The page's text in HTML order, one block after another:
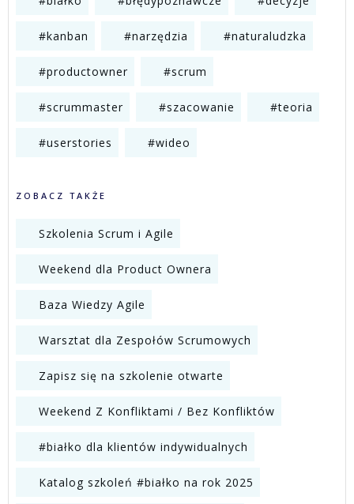
#kanban #narzędzia #naturaludzka
#productowner #scrum
#scrummaster #szacowanie #teoria
#userstories #wideo
ZOBACZ TAKŻE
Szkolenia Scrum i Agile
Weekend dla Product Ownera
Baza Wiedzy Agile
Warsztat dla Zespołów Scrumowych
Zapisz się na szkolenie otwarte
Weekend Z Konfliktami / Bez Konfliktów
#białko dla klientów indywidualnych
Katalog szkoleń #białko na rok 2025